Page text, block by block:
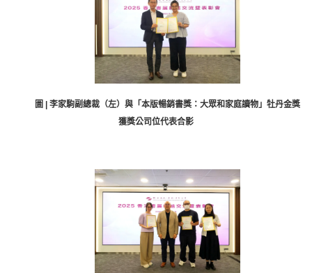
圖 | 李家駒副總裁（左）與「本版暢銷書獎：大眾和家庭讀物」牡丹金獎
獲獎公司位代表合影